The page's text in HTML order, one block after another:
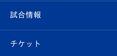
クラブ
試合情報
クラブ概要
観戦ルール
試合情報
試合日程/結果
チケット